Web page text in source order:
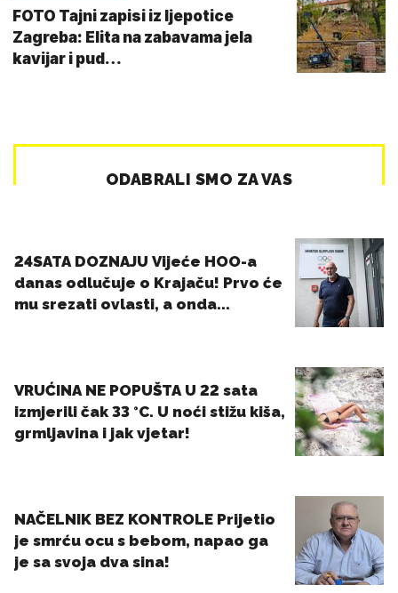
FOTO Tajni zapisi iz ljepotice
Zagreba: Elita na zabavama jela
kavijar i pud…